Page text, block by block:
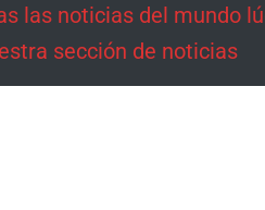
las noticias del mundo
sección de noticias